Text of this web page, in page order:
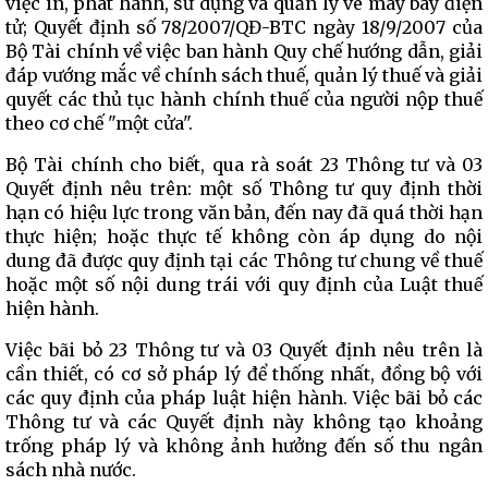
tử; Quyết định số 78/2007/QĐ-BTC ngày 18/9/2007 của
Bộ Tài chính về việc ban hành Quy chế hướng dẫn, giải
đáp vướng mắc về chính sách thuế, quản lý thuế và giải
quyết các thủ tục hành chính thuế của người nộp thuế
theo cơ chế "một cửa".
Bộ Tài chính cho biết, qua rà soát 23 Thông tư và 03
Quyết định nêu trên: một số Thông tư quy định thời
hạn có hiệu lực trong văn bản, đến nay đã quá thời hạn
thực hiện; hoặc thực tế không còn áp dụng do nội
dung đã được quy định tại các Thông tư chung về thuế
hoặc một số nội dung trái với quy định của Luật thuế
hiện hành.
Việc bãi bỏ 23 Thông tư và 03 Quyết định nêu trên là
cần thiết, có cơ sở pháp lý để thống nhất, đồng bộ với
các quy định của pháp luật hiện hành. Việc bãi bỏ các
Thông tư và các Quyết định này không tạo khoảng
trống pháp lý và không ảnh hưởng đến số thu ngân
sách nhà nước.